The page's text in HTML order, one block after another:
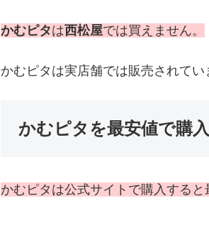
かむピタは西松屋では買えません。
かむピタは実店舗では販売されてい
かむピタを最安値で購
かむピタは公式サイトで購入する